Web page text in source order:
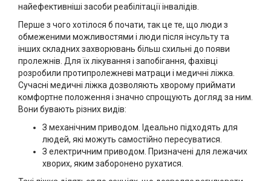
найефективніші засоби реабілітації інвалідів.
Перше з чого хотілося б почати, так це те, що люди з
обмеженими можливостями і люди після інсульту та
інших складних захворювань більш схильні до появи
пролежнів. Для їх лікування і запобігання, фахівці
розробили протипролежневі матраци і медичні ліжка.
Сучасні медичні ліжка дозволяють хворому приймати
комфортне положення і значно спрощують догляд за ним.
Вони бувають різних видів:
З механічним приводом. Ідеально підходять для
людей, які можуть самостійно пересуватися.
З електричним приводом. Призначені для лежачих
хворих, яким заборонено рухатися.